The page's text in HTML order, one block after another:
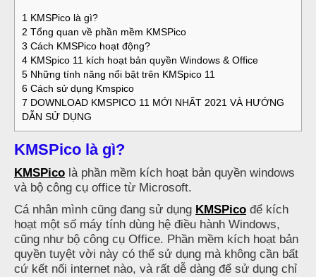
1 KMSPico là gì?
2 Tổng quan về phần mềm KMSPico
3 Cách KMSPico hoạt động?
4 KMSpico 11 kích hoạt bản quyền Windows & Office
5 Những tính năng nổi bật trên KMSpico 11
6 Cách sử dụng Kmspico
7 DOWNLOAD KMSPICO 11 MỚI NHẤT 2021 VÀ HƯỚNG
DẪN SỬ DỤNG
KMSPico là gì?
KMSPico là phần mềm kích hoạt bản quyền windows
và bộ công cụ office từ Microsoft.
Cá nhân mình cũng đang sử dụng KMSPico để kích
hoạt một số máy tính dùng hệ điều hành Windows,
cũng như bộ công cụ Office. Phần mềm kích hoạt bản
quyền tuyệt vời này có thể sử dụng mà không cần bất
cứ kết nối internet nào, và rất dễ dàng để sử dụng chỉ